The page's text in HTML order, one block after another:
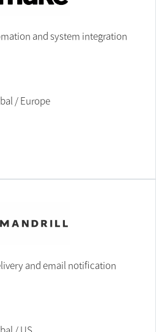
and system integration
/ Europe
and email notification